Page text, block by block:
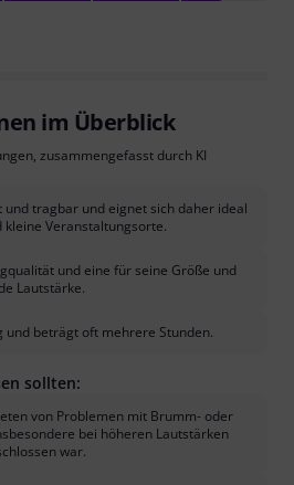
im Überblick
zusammengefasst durch KI
tragbar und eignet sich daher ideal
Veranstaltungsorte.
und eine für seine Größe und
Lautstärke.
und beträgt oft mehrere Stunden.
sollten:
von Problemen mit Brumm- oder
bei höheren Lautstärken
war.